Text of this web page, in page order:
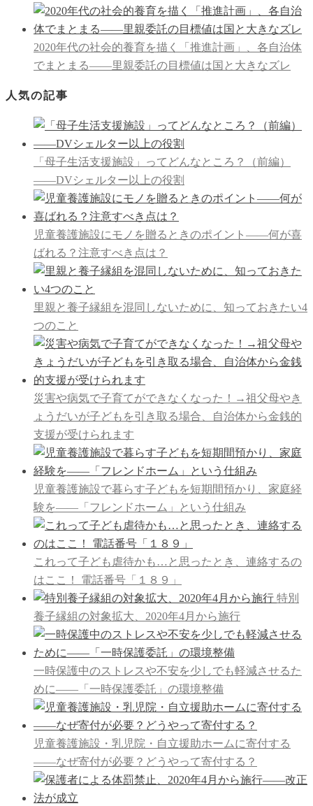
2020年代の社会的養育を描く「推進計画」、各自治体
でまとまる――里親委託の目標値は国と大きなズレ
人気の記事
「母子生活支援施設」ってどんなところ？（前編）
――DVシェルター以上の役割
児童養護施設にモノを贈るときのポイント――何が喜
ばれる？注意すべき点は？
里親と養子縁組を混同しないために、知っておきたい4
つのこと
災害や病気で子育てができなくなった！→祖父母やき
ょうだいが子どもを引き取る場合、自治体から金銭的
支援が受けられます
児童養護施設で暮らす子どもを短期間預かり、家庭経
験を――「フレンドホーム」という仕組み
これって子ども虐待かも…と思ったとき、連絡するの
はここ！ 電話番号「１８９」
特別
養子縁組の対象拡大、2020年4月から施行
一時保護中のストレスや不安を少しでも軽減させるた
めに――「一時保護委託」の環境整備
児童養護施設・乳児院・自立援助ホームに寄付する
――なぜ寄付が必要？どうやって寄付する？